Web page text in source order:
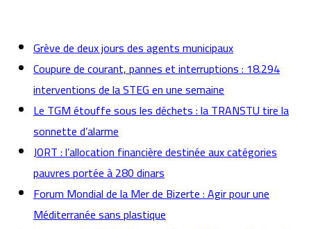
Grève de deux jours des agents municipaux
Coupure de courant, pannes et interruptions : 18.294
interventions de la STEG en une semaine
Le TGM étouffe sous les déchets : la TRANSTU tire la
sonnette d’alarme
JORT : l’allocation financière destinée aux catégories
pauvres portée à 280 dinars
Forum Mondial de la Mer de Bizerte : Agir pour une
Méditerranée sans plastique